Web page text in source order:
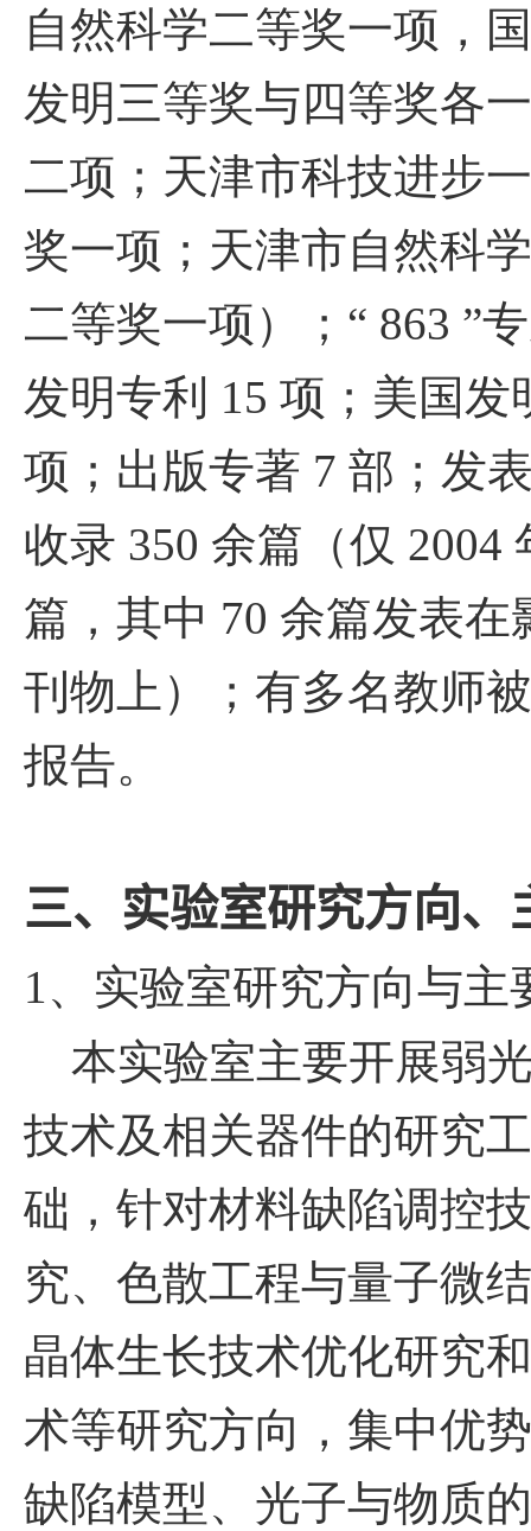
自然科学二等奖一项，
发明三等奖与四等奖各
二项；天津市科技进步
奖一项；天津市自然科
二等奖一项）；“ 863 ”
发明专利 15 项；美国发
项；出版专著 7 部；发
收录 350 余篇（仅 2004
篇，其中 70 余篇发表
刊物上）；有多名教师
报告。
三、 实验室研究方向、
1 、实验室研究方向与主
本实验室主要开展弱
技术及相关器件的研究
础，针对材料缺陷调控
究、色散工程与量子微
晶体生长技术优化研究
术等研究方向，集中优
缺陷模型、光子与物质